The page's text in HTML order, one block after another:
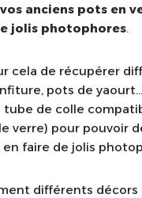
anciens pots en
jolis photophores.
cela de récupérer
pots de
tube de colle
verre) pour pouvoir
faire de jolis
différents décors